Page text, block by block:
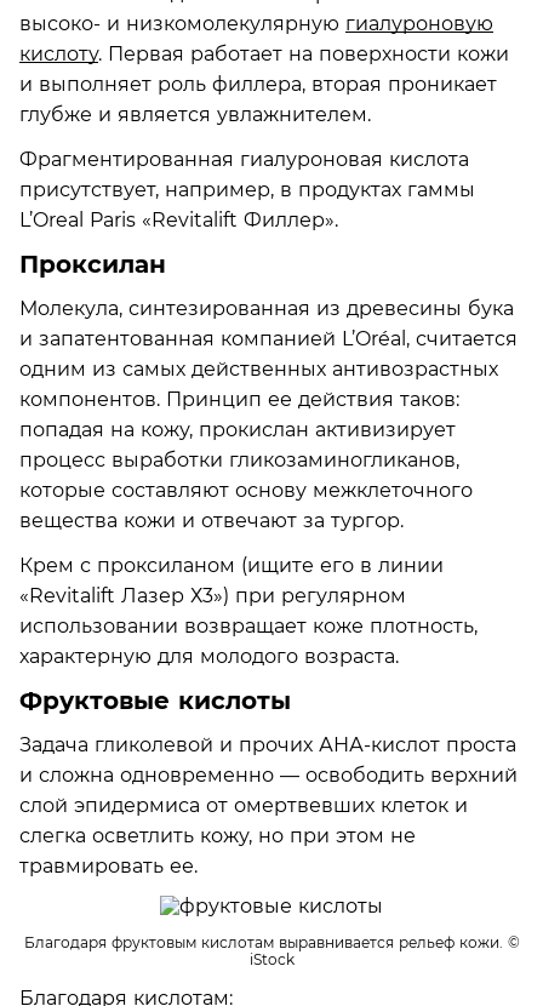
высоко- и низкомолекулярную гиалуроновую
кислоту. Первая работает на поверхности кожи
и выполняет роль филлера, вторая проникает
глубже и является увлажнителем.
Фрагментированная гиалуроновая кислота
присутствует, например, в продуктах гаммы
L’Oreal Paris «Revitalift Филлер».
Проксилан
Молекула, синтезированная из древесины бука
и запатентованная компанией L’Oréal, считается
одним из самых действенных антивозрастных
компонентов. Принцип ее действия таков:
попадая на кожу, прокислан активизирует
процесс выработки гликозаминогликанов,
которые составляют основу межклеточного
вещества кожи и отвечают за тургор.
Крем с проксиланом (ищите его в линии
«Revitalift Лазер Х3») при регулярном
использовании возвращает коже плотность,
характерную для молодого возраста.
Фруктовые кислоты
Задача гликолевой и прочих АНА-кислот проста
и сложна одновременно — освободить верхний
слой эпидермиса от омертвевших клеток и
слегка осветлить кожу, но при этом не
травмировать ее.
Благодаря фруктовым кислотам выравнивается рельеф кожи. ©
iStock
Благодаря кислотам: